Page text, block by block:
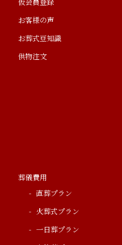
お客様の声
お葬式豆知識
供物注文
葬儀費用
直葬プラン
火葬式プラン
一日葬プラン